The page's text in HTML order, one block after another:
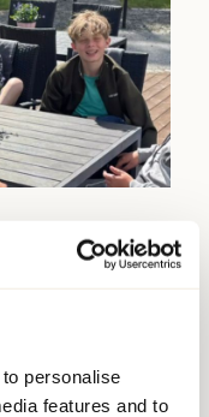
personalise
features and to
och
glass
Eleverna